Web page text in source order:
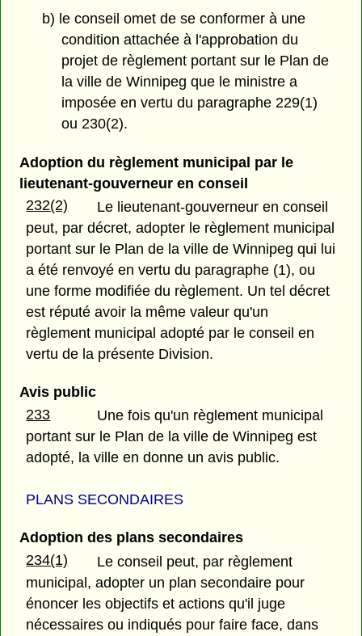
b) le conseil omet de se conformer à une
condition attachée à l'approbation du
projet de règlement portant sur le Plan de
la ville de Winnipeg que le ministre a
imposée en vertu du paragraphe 229(1)
ou 230(2).
Adoption du règlement municipal par le
lieutenant-gouverneur en conseil
232(2)
Le lieutenant-gouverneur en conseil
peut, par décret, adopter le règlement municipal
portant sur le Plan de la ville de Winnipeg qui lui
a été renvoyé en vertu du paragraphe (1), ou
une forme modifiée du règlement. Un tel décret
est réputé avoir la même valeur qu'un
règlement municipal adopté par le conseil en
vertu de la présente Division.
Avis public
233
Une fois qu'un règlement municipal
portant sur le Plan de la ville de Winnipeg est
adopté, la ville en donne un avis public.
PLANS SECONDAIRES
Adoption des plans secondaires
234(1)
Le conseil peut, par règlement
municipal, adopter un plan secondaire pour
énoncer les objectifs et actions qu'il juge
nécessaires ou indiqués pour faire face, dans